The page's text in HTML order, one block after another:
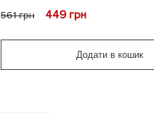
561грн 449 грн
Додати в кошик